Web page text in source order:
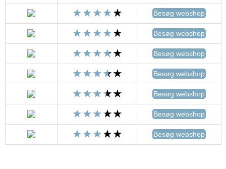
Besøg webshop
Besøg webshop
Besøg webshop
Besøg webshop
Besøg webshop
Besøg webshop
Besøg webshop